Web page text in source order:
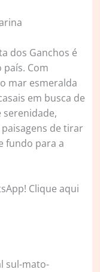
dos Ganchos é
Com
mar esmeralda
em busca de
serenidade,
de tirar
fundo para a
Clique aqui
sul-mato-